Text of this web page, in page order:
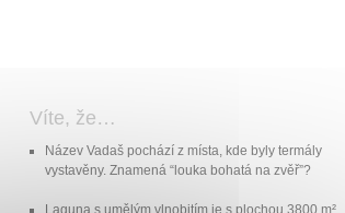
Víte, že…
Název Vadaš pochází z místa, kde byly termály
vystavěny. Znamená “louka bohatá na zvěř”?
Laguna s umělým vlnobitím je s plochou 3800 m²